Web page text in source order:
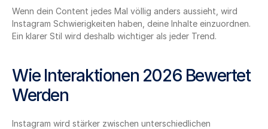
Wenn dein Content jedes Mal völlig anders aussieht, wird
Instagram Schwierigkeiten haben, deine Inhalte einzuordnen.
Ein klarer Stil wird deshalb wichtiger als jeder Trend.
Wie Interaktionen 2026 Bewertet
Werden
Instagram wird stärker zwischen unterschiedlichen